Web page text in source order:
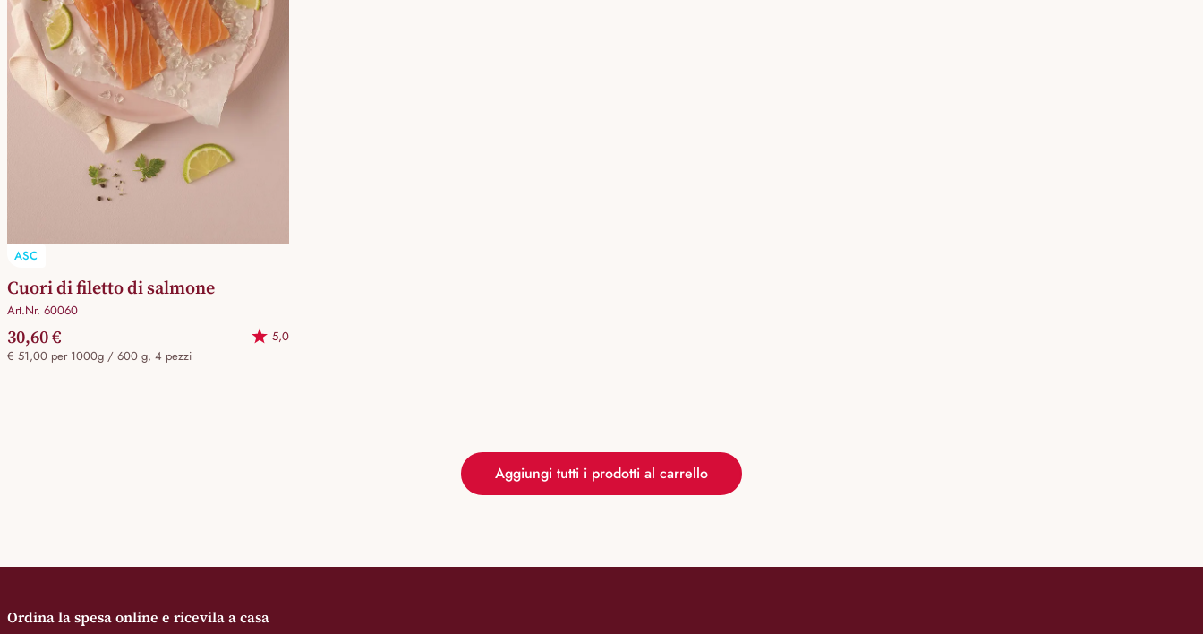
ASC
Cuori di filetto di salmone
Art.Nr. 60060
30,60 €
5,0
€ 51,00 per 1000g / 600 g, 4 pezzi
Aggiungi tutti i prodotti al carrello
Ordina la spesa online e ricevila a casa